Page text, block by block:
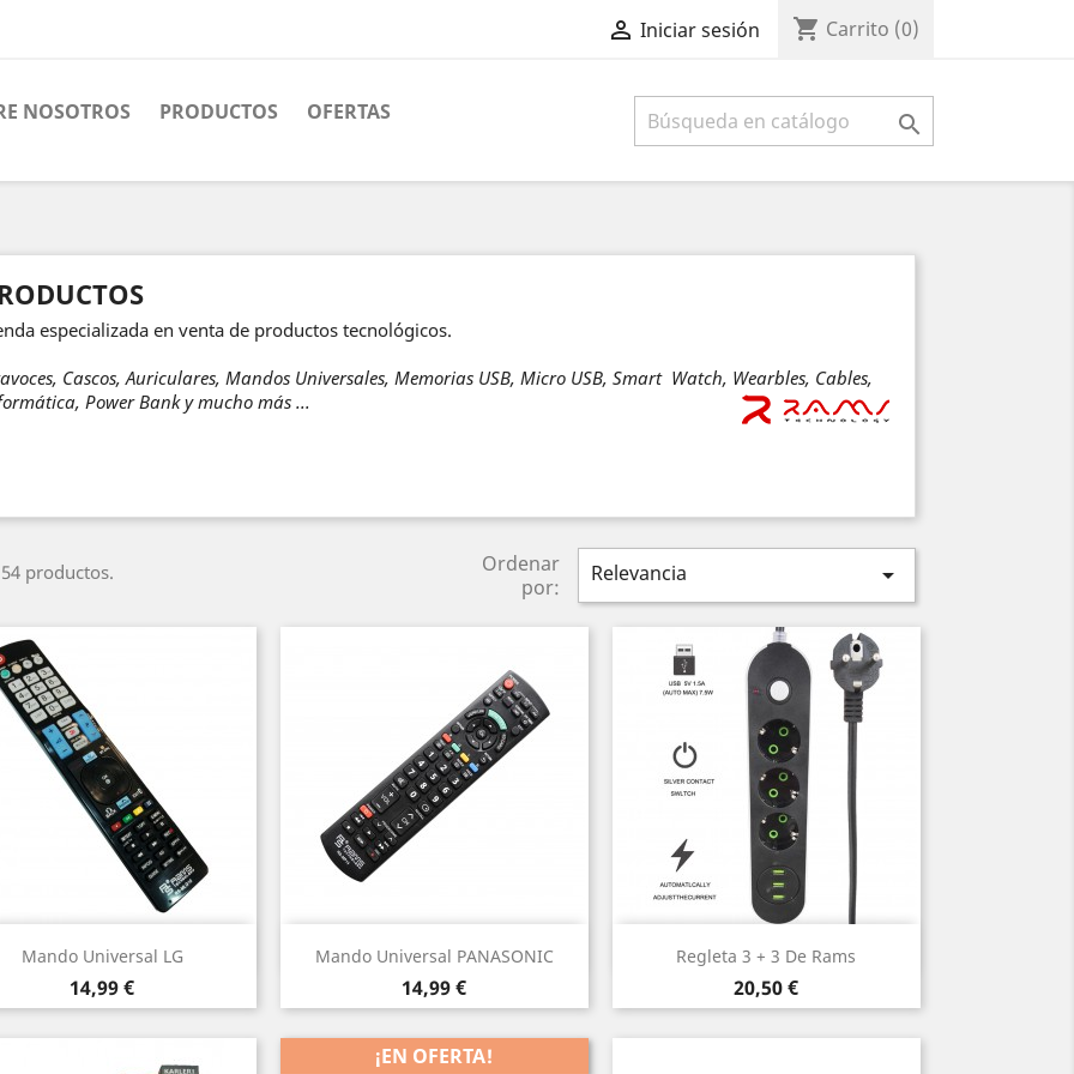
 Iniciar sesión shopping_cart Carrito (0)
NOSOTROS PRODUCTOS OFERTAS 
especializada en venta de productos tecnológicos.
Cascos, Auriculares, Mandos Universales, Memorias USB, Micro USB, Smart Watch, Wearbles, Cables,
Power Bank y mucho más ...
productos.
Ordenar
por:
Relevancia 
Mando Universal LG
Precio
14,99 €
Vista rápida Mando Universal PANASONIC
Precio
14,99 €
Vista rápida Regleta 3 + 3 De Rams
Precio
20,50 €
Vista rápida
¡EN OFERTA!